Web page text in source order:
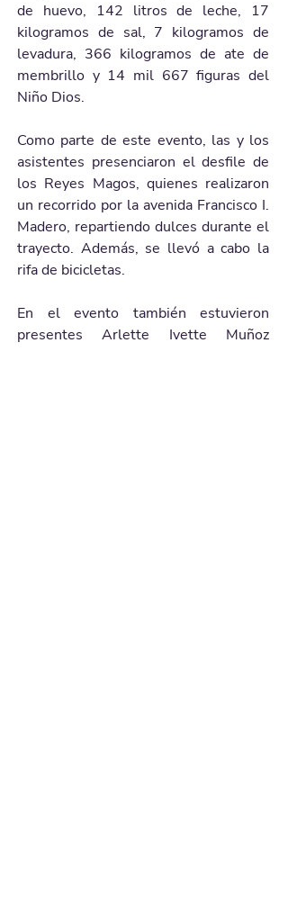
de huevo, 142 litros de leche, 17
kilogramos de sal, 7 kilogramos de
levadura, 366 kilogramos de ate de
membrillo y 14 mil 667 figuras del
Niño Dios.
Como parte de este evento, las y los
asistentes presenciaron el desfile de
los Reyes Magos, quienes realizaron
un recorrido por la avenida Francisco I.
Madero, repartiendo dulces durante el
trayecto. Además, se llevó a cabo la
rifa de bicicletas.
En el evento también estuvieron
presentes Arlette Ivette Muñoz